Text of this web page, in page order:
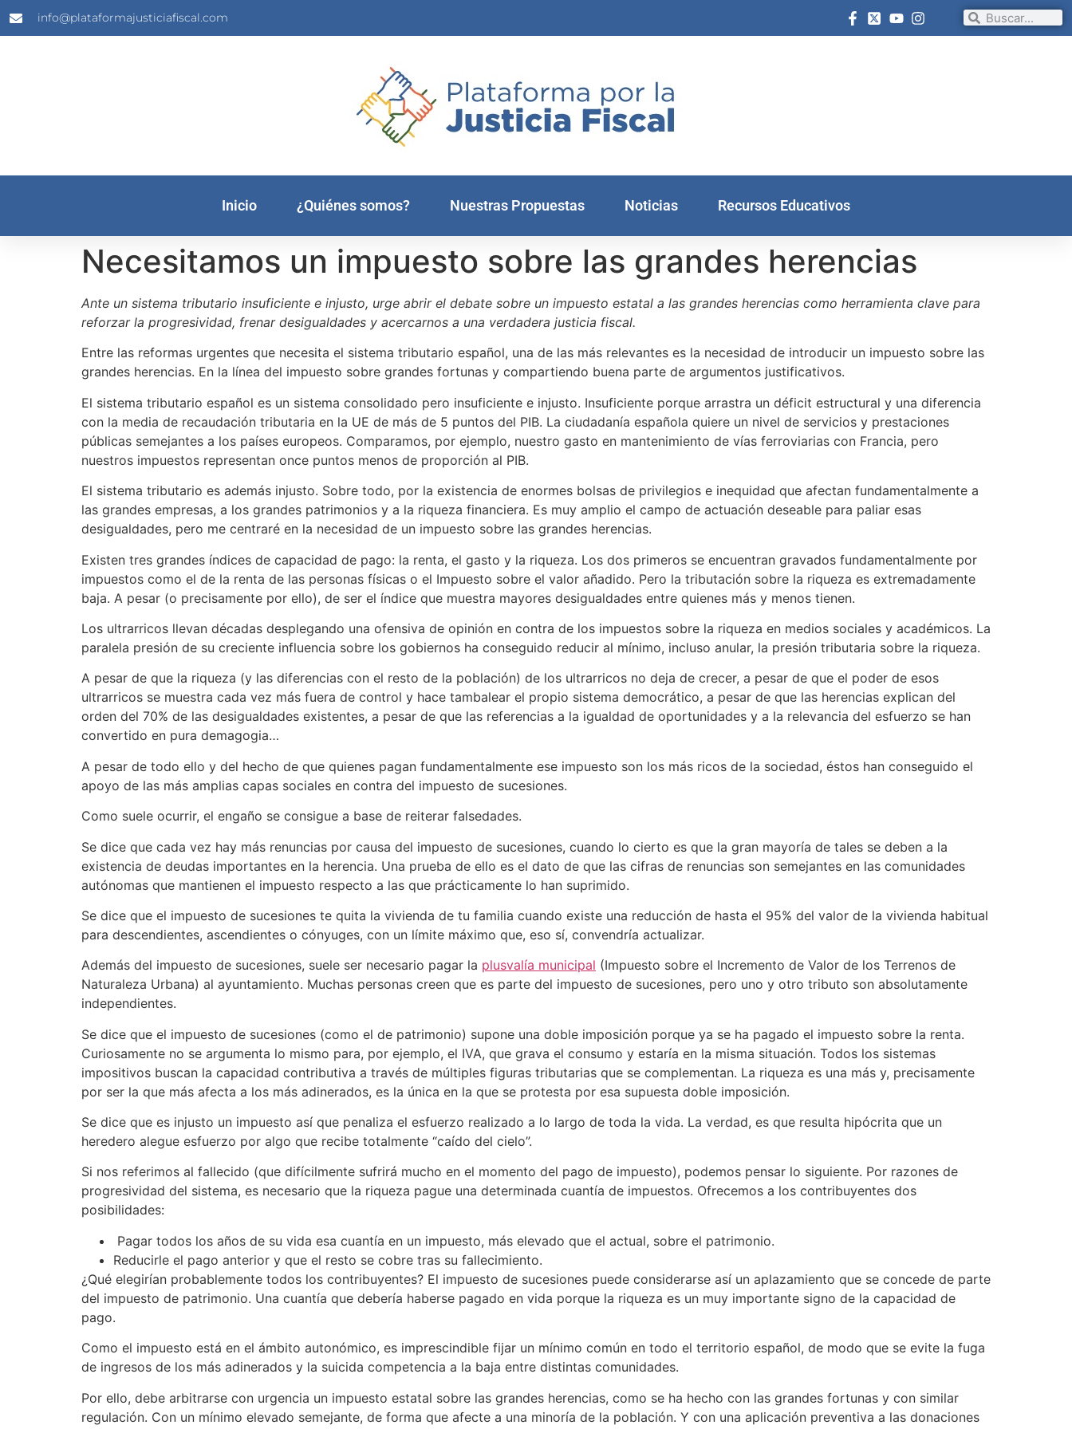
info@plataformajusticiafiscal.com
Inicio ¿Quiénes somos? Nuestras Propuestas Noticias Recursos Educativos
Necesitamos un impuesto sobre las grandes herencias
Ante un sistema tributario insuficiente e injusto, urge abrir el debate sobre un impuesto estatal a las grandes herencias como herramienta clave para
reforzar la progresividad, frenar desigualdades y acercarnos a una verdadera justicia fiscal.
Entre las reformas urgentes que necesita el sistema tributario español, una de las más relevantes es la necesidad de introducir un impuesto sobre las
grandes herencias. En la línea del impuesto sobre grandes fortunas y compartiendo buena parte de argumentos justificativos.
El sistema tributario español es un sistema consolidado pero insuficiente e injusto. Insuficiente porque arrastra un déficit estructural y una diferencia
con la media de recaudación tributaria en la UE de más de 5 puntos del PIB. La ciudadanía española quiere un nivel de servicios y prestaciones
públicas semejantes a los países europeos. Comparamos, por ejemplo, nuestro gasto en mantenimiento de vías ferroviarias con Francia, pero
nuestros impuestos representan once puntos menos de proporción al PIB.
El sistema tributario es además injusto. Sobre todo, por la existencia de enormes bolsas de privilegios e inequidad que afectan fundamentalmente a
las grandes empresas, a los grandes patrimonios y a la riqueza financiera. Es muy amplio el campo de actuación deseable para paliar esas
desigualdades, pero me centraré en la necesidad de un impuesto sobre las grandes herencias.
Existen tres grandes índices de capacidad de pago: la renta, el gasto y la riqueza. Los dos primeros se encuentran gravados fundamentalmente por
impuestos como el de la renta de las personas físicas o el Impuesto sobre el valor añadido. Pero la tributación sobre la riqueza es extremadamente
baja. A pesar (o precisamente por ello), de ser el índice que muestra mayores desigualdades entre quienes más y menos tienen.
Los ultrarricos llevan décadas desplegando una ofensiva de opinión en contra de los impuestos sobre la riqueza en medios sociales y académicos. La
paralela presión de su creciente influencia sobre los gobiernos ha conseguido reducir al mínimo, incluso anular, la presión tributaria sobre la riqueza.
A pesar de que la riqueza (y las diferencias con el resto de la población) de los ultrarricos no deja de crecer, a pesar de que el poder de esos
ultrarricos se muestra cada vez más fuera de control y hace tambalear el propio sistema democrático, a pesar de que las herencias explican del
orden del 70% de las desigualdades existentes, a pesar de que las referencias a la igualdad de oportunidades y a la relevancia del esfuerzo se han
convertido en pura demagogia…
A pesar de todo ello y del hecho de que quienes pagan fundamentalmente ese impuesto son los más ricos de la sociedad, éstos han conseguido el
apoyo de las más amplias capas sociales en contra del impuesto de sucesiones.
Como suele ocurrir, el engaño se consigue a base de reiterar falsedades.
Se dice que cada vez hay más renuncias por causa del impuesto de sucesiones, cuando lo cierto es que la gran mayoría de tales se deben a la
existencia de deudas importantes en la herencia. Una prueba de ello es el dato de que las cifras de renuncias son semejantes en las comunidades
autónomas que mantienen el impuesto respecto a las que prácticamente lo han suprimido.
Se dice que el impuesto de sucesiones te quita la vivienda de tu familia cuando existe una reducción de hasta el 95% del valor de la vivienda habitual
para descendientes, ascendientes o cónyuges, con un límite máximo que, eso sí, convendría actualizar.
Además del impuesto de sucesiones, suele ser necesario pagar la plusvalía municipal (Impuesto sobre el Incremento de Valor de los Terrenos de
Naturaleza Urbana) al ayuntamiento. Muchas personas creen que es parte del impuesto de sucesiones, pero uno y otro tributo son absolutamente
independientes.
Se dice que el impuesto de sucesiones (como el de patrimonio) supone una doble imposición porque ya se ha pagado el impuesto sobre la renta.
Curiosamente no se argumenta lo mismo para, por ejemplo, el IVA, que grava el consumo y estaría en la misma situación. Todos los sistemas
impositivos buscan la capacidad contributiva a través de múltiples figuras tributarias que se complementan. La riqueza es una más y, precisamente
por ser la que más afecta a los más adinerados, es la única en la que se protesta por esa supuesta doble imposición.
Se dice que es injusto un impuesto así que penaliza el esfuerzo realizado a lo largo de toda la vida. La verdad, es que resulta hipócrita que un
heredero alegue esfuerzo por algo que recibe totalmente “caído del cielo”.
Si nos referimos al fallecido (que difícilmente sufrirá mucho en el momento del pago de impuesto), podemos pensar lo siguiente. Por razones de
progresividad del sistema, es necesario que la riqueza pague una determinada cuantía de impuestos. Ofrecemos a los contribuyentes dos
posibilidades:
Pagar todos los años de su vida esa cuantía en un impuesto, más elevado que el actual, sobre el patrimonio.
Reducirle el pago anterior y que el resto se cobre tras su fallecimiento.
¿Qué elegirían probablemente todos los contribuyentes? El impuesto de sucesiones puede considerarse así un aplazamiento que se concede de parte
del impuesto de patrimonio. Una cuantía que debería haberse pagado en vida porque la riqueza es un muy importante signo de la capacidad de
pago.
Como el impuesto está en el ámbito autonómico, es imprescindible fijar un mínimo común en todo el territorio español, de modo que se evite la fuga
de ingresos de los más adinerados y la suicida competencia a la baja entre distintas comunidades.
Por ello, debe arbitrarse con urgencia un impuesto estatal sobre las grandes herencias, como se ha hecho con las grandes fortunas y con similar
regulación. Con un mínimo elevado semejante, de forma que afecte a una minoría de la población. Y con una aplicación preventiva a las donaciones